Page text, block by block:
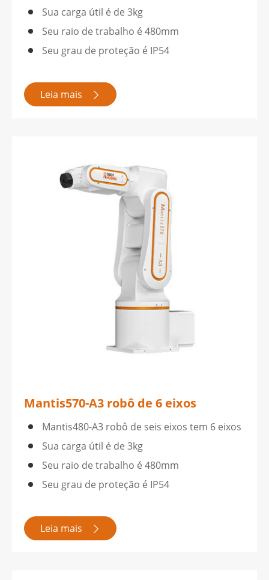
Sua carga útil é de 3kg
Seu raio de trabalho é 480mm
Seu grau de proteção é IP54
Leia mais 
Mantis570-A3 robô de 6 eixos
Mantis480-A3 robô de seis eixos tem 6 eixos
Sua carga útil é de 3kg
Seu raio de trabalho é 480mm
Seu grau de proteção é IP54
Leia mais 